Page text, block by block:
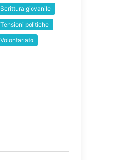
Scrittura giovanile
Tensioni politiche
Volontariato